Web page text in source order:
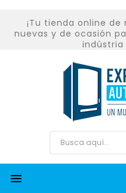
¡Tu tienda online de
nuevas y de ocasión
